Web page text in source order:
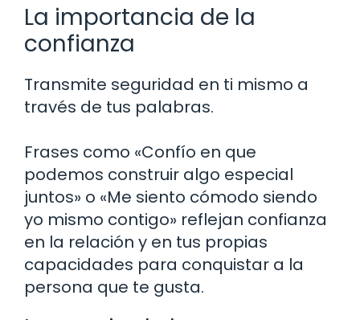
La importancia de la
confianza
Transmite seguridad en ti mismo a
través de tus palabras.
Frases como «Confío en que
podemos construir algo especial
juntos» o «Me siento cómodo siendo
yo mismo contigo» reflejan confianza
en la relación y en tus propias
capacidades para conquistar a la
persona que te gusta.